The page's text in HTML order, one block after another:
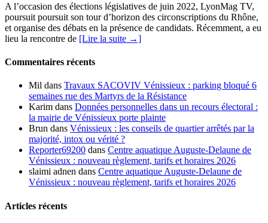
A l’occasion des élections législatives de juin 2022, LyonMag TV,
poursuit poursuit son tour d’horizon des circonscriptions du Rhône,
et organise des débats en la présence de candidats. Récemment, a eu
lieu la rencontre de [Lire la suite →]
Commentaires récents
Mil dans Travaux SACOVIV Vénissieux : parking bloqué 6
semaines rue des Martyrs de la Résistance
Karim dans Données personnelles dans un recours électoral :
la mairie de Vénissieux porte plainte
Brun dans Vénissieux : les conseils de quartier arrêtés par la
majorité, intox ou vérité ?
Reporter69200 dans Centre aquatique Auguste-Delaune de
Vénissieux : nouveau règlement, tarifs et horaires 2026
slaimi adnen dans Centre aquatique Auguste-Delaune de
Vénissieux : nouveau règlement, tarifs et horaires 2026
Articles récents